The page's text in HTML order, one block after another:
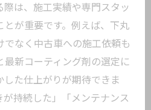
くカーコーティングのポ
支持されるトレンド技術
から見るコーティングの
際は、施工実績や専門スタッ
とが重要です。例えば、下丸
でなく中古車への施工依頼も
最新コーティング剤の選定に
した仕上がりが期待できま
が持続した」「メンテナンス